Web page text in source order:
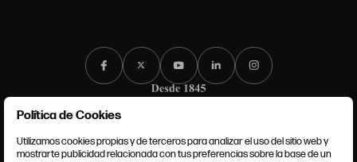
Política de Cookies
Utilizamos cookies propias y de terceros para analizar el uso del sitio web y
mostrarte publicidad relacionada con tus preferencias sobre la base de un